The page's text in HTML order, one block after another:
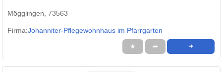
Mögglingen, 73563
Firma:Johanniter-Pflegewohnhaus im Pfarrgarten
★ ➦ ➜